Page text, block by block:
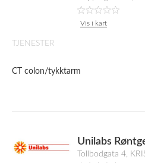
Vis i kart
TJENESTER
CT colon/tykktarm
Unilabs
Tollbodgata 4,